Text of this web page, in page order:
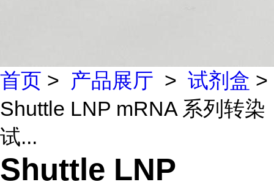
首页 > 产品展厅 > 试剂盒 >
Shuttle LNP mRNA 系列转染
试...
Shuttle LNP